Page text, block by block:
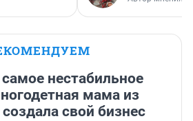
нестабильное
мама из
свой бизнес